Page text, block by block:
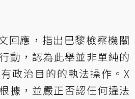
回應，指出巴黎檢察機關
動，認為此舉並非單純的
政治目的的執法操作。X
據，並嚴正否認任何違法